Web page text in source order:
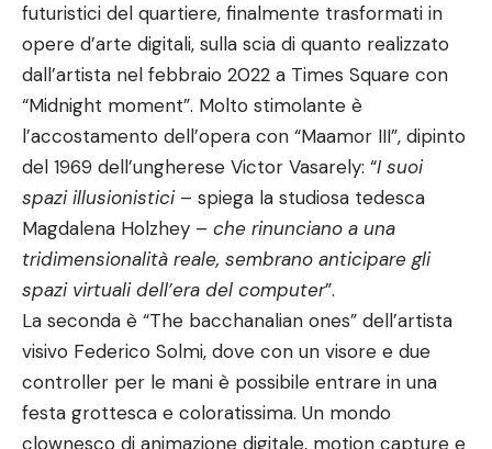
futuristici del quartiere, finalmente trasformati in
opere d’arte digitali, sulla scia di quanto realizzato
dall’artista nel febbraio 2022 a Times Square con
“Midnight moment”. Molto stimolante è
l’accostamento dell’opera con “Maamor III”, dipinto
del 1969 dell’ungherese Victor Vasarely: “I suoi
spazi illusionistici– spiega la studiosa tedesca
Magdalena Holzhey – che rinunciano a una
tridimensionalità reale, sembrano anticipare gli
spazi virtuali dell’era del computer”.
La seconda è “The bacchanalian ones” dell’artista
visivo Federico Solmi, dove con un visore e due
controller per le mani è possibile entrare in una
festa grottesca e coloratissima. Un mondo
clownesco di animazione digitale, motion capture e